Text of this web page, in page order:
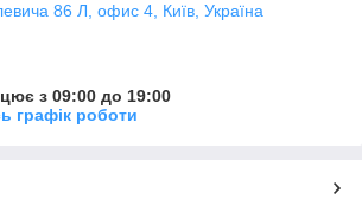
86 Л, офис 4, Київ, Україна
з 09:00 до 19:00
графік роботи